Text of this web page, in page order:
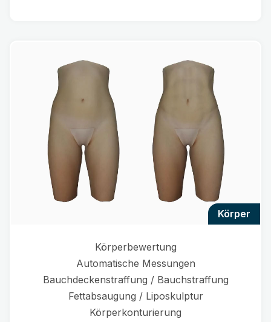
körper
Körperbewertung
Automatische Messungen
Bauchdeckenstraffung / Bauchstraffung
Fettabsaugung / Liposkulptur
Körperkonturierung